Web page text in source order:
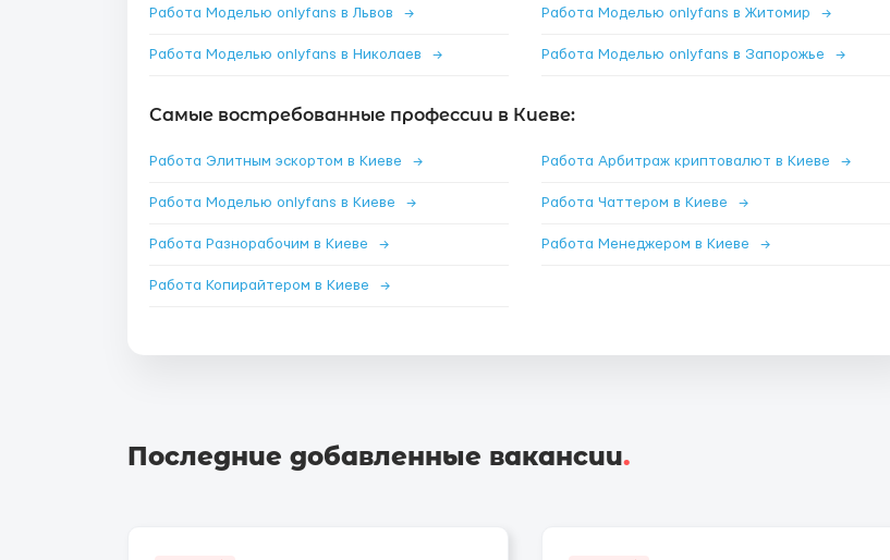
Работа Моделью onlyfans в Львов → Работа Моделью onlyfans в Житомир →
Работа Моделью onlyfans в Николаев → Работа Моделью onlyfans в Запорожье →
Самые востребованные профессии в Киеве:
Работа Элитным эскортом в Киеве → Работа Арбитраж криптовалют в Киеве →
Работа Моделью onlyfans в Киеве → Работа Чаттером в Киеве →
Работа Разнорабочим в Киеве → Работа Менеджером в Киеве →
Работа Копирайтером в Киеве →
Последние добавленные вакансии.